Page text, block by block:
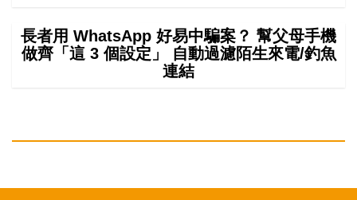
長者用 WhatsApp 好易中騙案？ 幫父母手機
做齊「這 3 個設定」 自動過濾陌生來電/釣魚
連結